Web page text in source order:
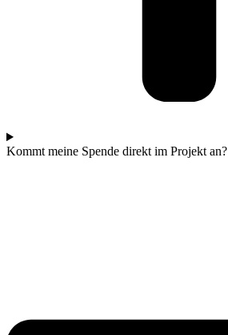
Kommt meine Spende direkt im Projekt an?